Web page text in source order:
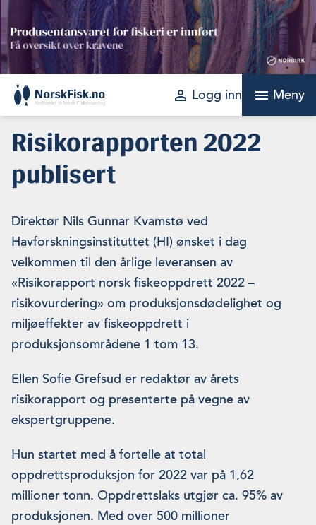
Skip
to
content
perm_identity Logg inn menu Meny
Risikorapporten 2022
publisert
Direktør Nils Gunnar Kvamstø ved
Havforskningsinstituttet (HI) ønsket i dag
velkommen til den årlige leveransen av
«Risikorapport norsk fiskeoppdrett 2022 –
risikovurdering» om produksjonsdødelighet og
miljøeffekter av fiskeoppdrett i
produksjonsområdene 1 tom 13.
Ellen Sofie Grefsud er redaktør av årets
risikorapport og presenterte på vegne av
ekspertgruppene.
Hun startet med å fortelle at total
oppdrettsproduksjon for 2022 var på 1,62
millioner tonn. Oppdrettslaks utgjør ca. 95% av
produksjonen. Med over 500 millioner